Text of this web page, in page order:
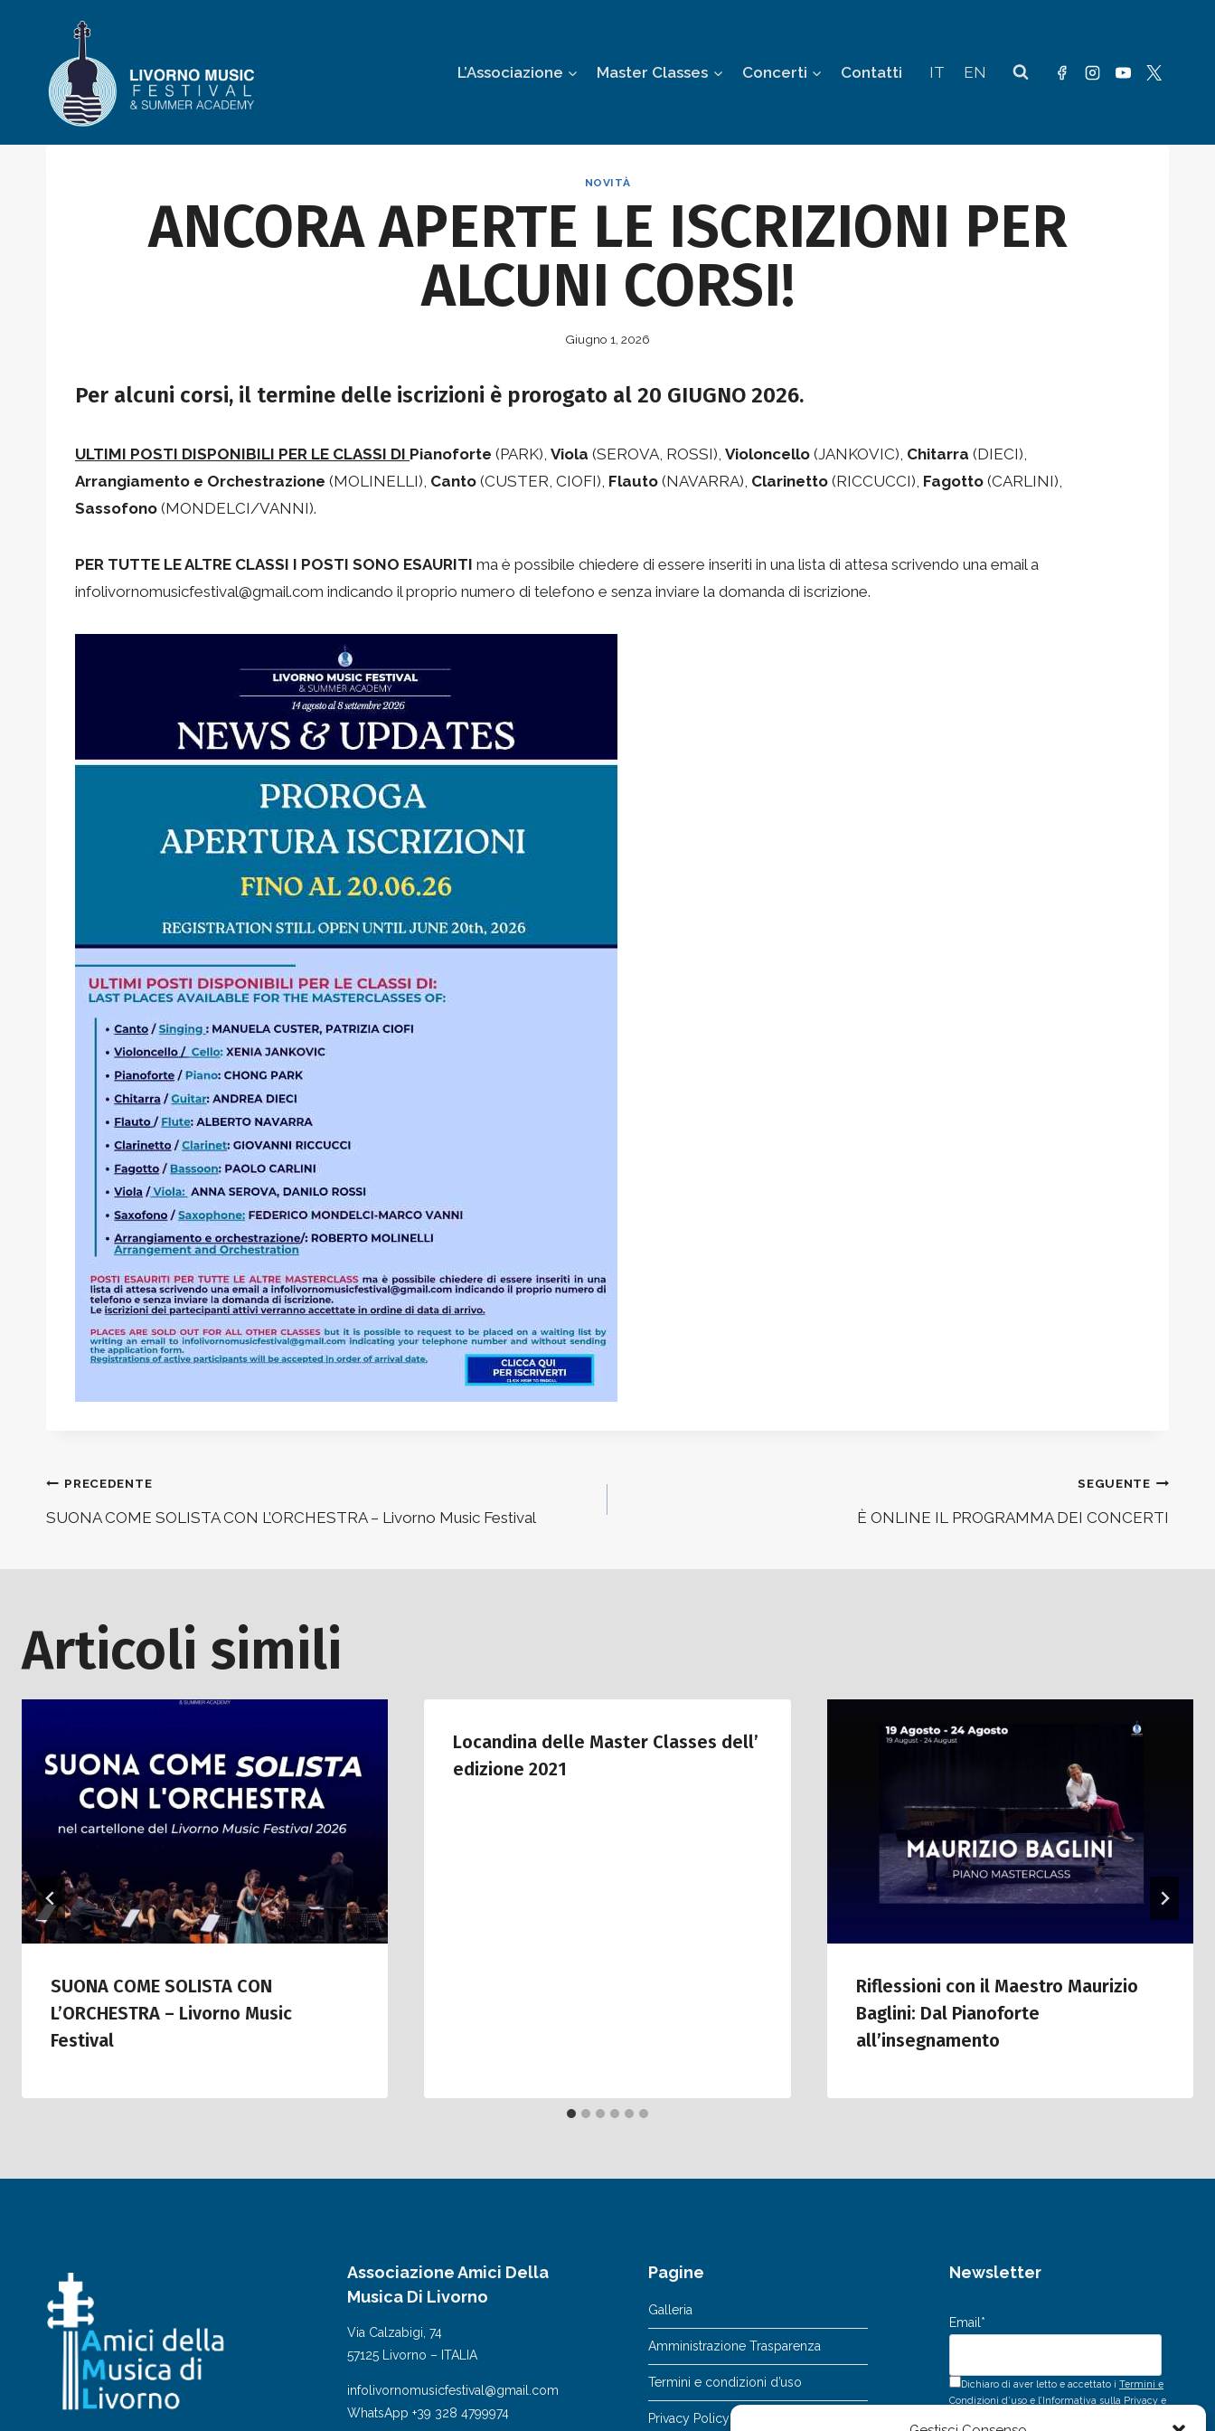
contenuto
L’Associazione Master Classes Concerti Contatti IT EN
NOVITÀ
ANCORA APERTE LE ISCRIZIONI PER
ALCUNI CORSI!
Giugno 1, 2026
Per alcuni corsi, il termine delle iscrizioni è prorogato al 20 GIUGNO 2026.
ULTIMI POSTI DISPONIBILI PER LE CLASSI DI Pianoforte (PARK), Viola (SEROVA, ROSSI), Violoncello (JANKOVIC), Chitarra (DIECI),
Arrangiamento e Orchestrazione (MOLINELLI), Canto (CUSTER, CIOFI), Flauto (NAVARRA), Clarinetto (RICCUCCI), Fagotto (CARLINI),
Sassofono (MONDELCI/VANNI).
PER TUTTE LE ALTRE CLASSI I POSTI SONO ESAURITI ma è possibile chiedere di essere inseriti in una lista di attesa scrivendo una email a
infolivornomusicfestival@gmail.com indicando il proprio numero di telefono e senza inviare la domanda di iscrizione.
Navigazione
PRECEDENTE
SUONA COME SOLISTA CON L’ORCHESTRA – Livorno Music Festival
SEGUENTE
È ONLINE IL PROGRAMMA DEI CONCERTI
Articoli simili
SUONA COME SOLISTA CON
L’ORCHESTRA – Livorno Music
Festival
Locandina delle Master Classes dell’
edizione 2021
Riflessioni con il Maestro Maurizio
Baglini: Dal Pianoforte
all’insegnamento
Associazione Amici Della
Musica Di Livorno
Via Calzabigi, 74
57125 Livorno – ITALIA
infolivornomusicfestival@gmail.com
WhatsApp +39 328 4799974
Pagine
Galleria
Amministrazione Trasparenza
Termini e condizioni d’uso
Privacy Policy
Newsletter
Email*
Dichiaro di aver letto e accettato i Termini e
Condizioni d’uso e l’Informativa sulla Privacy e